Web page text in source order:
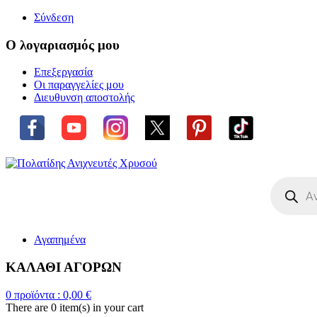
Σύνδεση
Ο λογαριασμός μου
Επεξεργασία
Οι παραγγελίες μου
Διευθυνση αποστολής
search
Αγαπημένα
ΚΑΛΑΘΙ ΑΓΟΡΩΝ
0 προϊόντα : 0,00 €
There are 0 item(s) in your cart